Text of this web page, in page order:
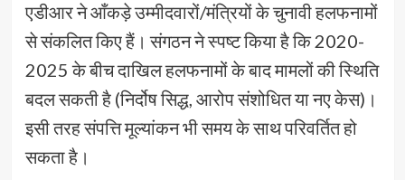
एडीआर ने आँकड़े उम्मीदवारों/मंत्रियों के चुनावी हलफनामों
से संकलित किए हैं। संगठन ने स्पष्ट किया है कि 2020-
2025 के बीच दाखिल हलफनामों के बाद मामलों की स्थिति
बदल सकती है (निर्दोष सिद्ध, आरोप संशोधित या नए केस)।
इसी तरह संपत्ति मूल्यांकन भी समय के साथ परिवर्तित हो
सकता है।